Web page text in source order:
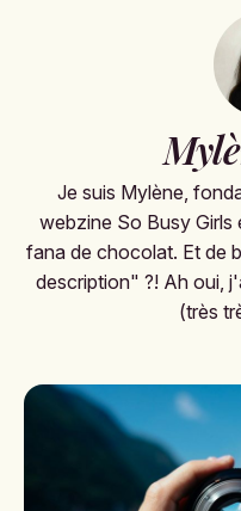
Je suis Mylène,
webzine So Busy Girls
fana de chocolat. Et de
description" ?! Ah oui,
(très